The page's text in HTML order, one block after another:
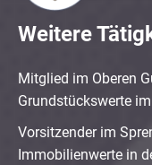
Weitere
Mitglied im Oberen
Grundstückswerte
Vorsitzender im
Immobilienwerte in